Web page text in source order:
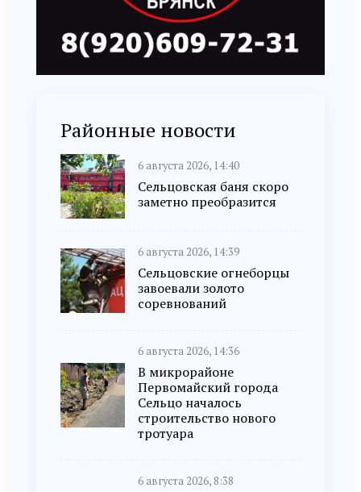
Районные новости
6 августа 2026, 14:40
Сельцовская баня скоро
заметно преобразится
6 августа 2026, 14:39
Сельцовские огнеборцы
завоевали золото
соревнований
6 августа 2026, 14:36
В микрорайоне
Первомайский города
Сельцо началось
строительство нового
тротуара
6 августа 2026, 8:38